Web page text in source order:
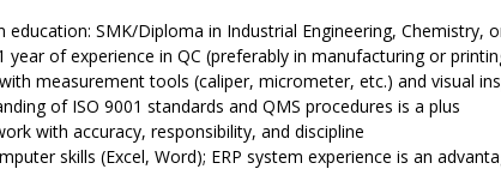
education: SMK/Diploma in Industrial Engineering, Chemistry,
year of experience in QC (preferably in manufacturing or
measurement tools (caliper, micrometer, etc.) and visual
of ISO 9001 standards and QMS procedures is a plus
with accuracy, responsibility, and discipline
skills (Excel, Word); ERP system experience is an